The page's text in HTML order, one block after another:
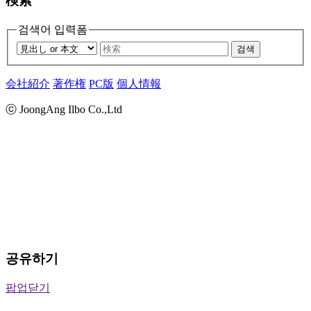
검색어 입력폼
검색
会社紹介 著作権 PC版 個人情報
ⓒ JoongAng Ilbo Co.,Ltd
공유하기
팝업닫기